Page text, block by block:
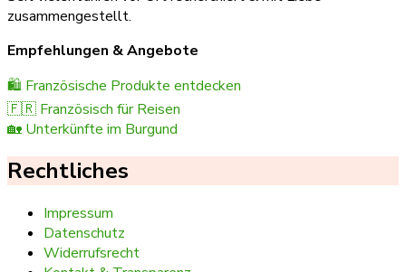
zusammengestellt.
Empfehlungen & Angebote
🛍️ Französische Produkte entdecken
🇫🇷 Französisch für Reisen
🏡 Unterkünfte im Burgund
Rechtliches
Impressum
Datenschutz
Widerrufsrecht